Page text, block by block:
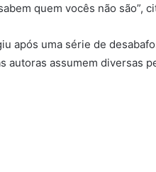
quem vocês não são”,
após uma série de
autoras assumem diversas